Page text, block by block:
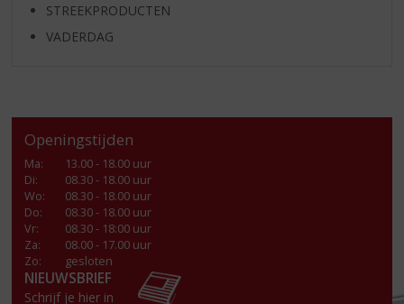
STREEKPRODUCTEN
VADERDAG
Openingstijden
Ma:
13.00 - 18.00 uur
Di:
08.30 - 18.00 uur
Wo:
08.30 - 18.00 uur
Do:
08.30 - 18.00 uur
Vr:
08.30 - 18:00 uur
Za:
08.00 - 17.00 uur
Zo:
gesloten
NIEUWSBRIEF
Schrijf je hier in